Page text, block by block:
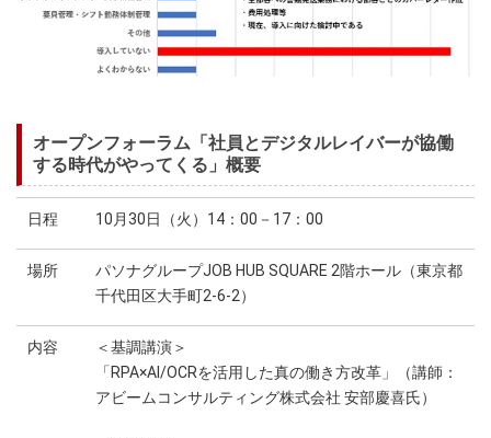
オープンフォーラム「社員とデジタルレイバーが協働
する時代がやってくる」概要
日程 10月30日（火）14：00－17：00
場所
パソナグループJOB HUB SQUARE 2階ホール（東京都
千代田区大手町2-6-2）
内容
＜基調講演＞
「RPA×AI/OCRを活用した真の働き方改革」（講師：
アビームコンサルティング株式会社 安部慶喜氏）